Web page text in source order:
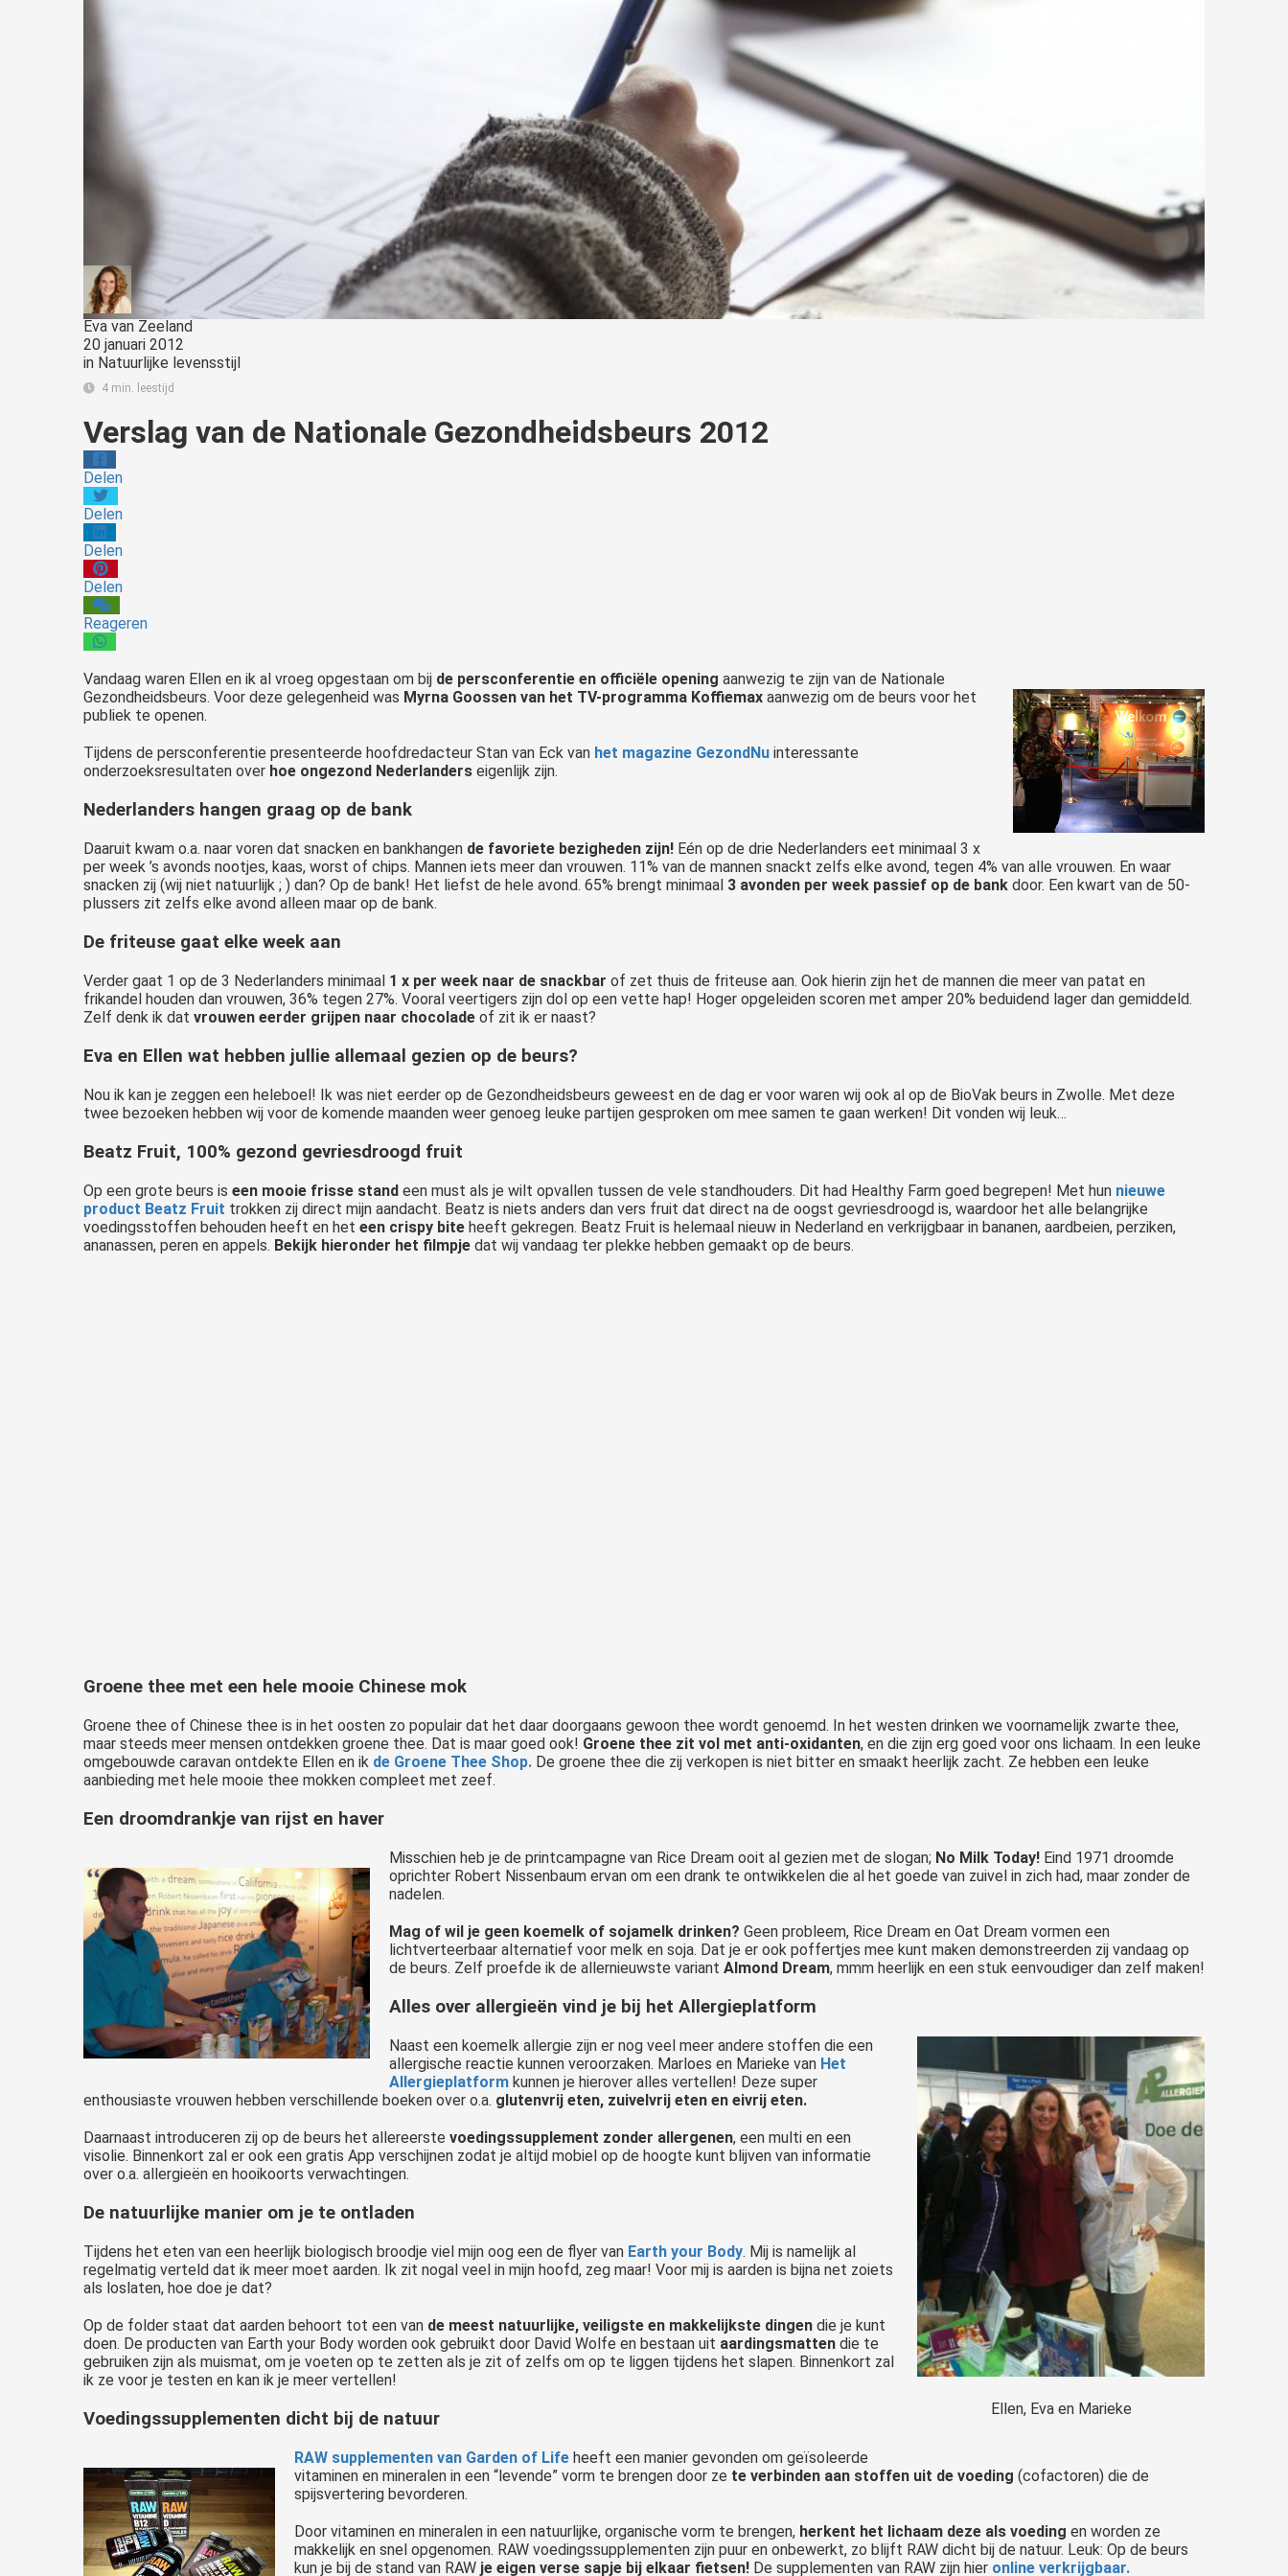
Eva van Zeeland
20 januari 2012
in Natuurlijke levensstijl
4 min. leestijd
Verslag van de Nationale Gezondheidsbeurs 2012
Delen
Delen
Delen
Delen
Reageren
Vandaag waren Ellen en ik al vroeg opgestaan om bij de persconferentie en officiële opening aanwezig te zijn van de Nationale
Gezondheidsbeurs. Voor deze gelegenheid was Myrna Goossen van het TV-programma Koffiemax aanwezig om de beurs voor het
publiek te openen.
Tijdens de persconferentie presenteerde hoofdredacteur Stan van Eck van het magazine GezondNu interessante
onderzoeksresultaten over hoe ongezond Nederlanders eigenlijk zijn.
Nederlanders hangen graag op de bank
Daaruit kwam o.a. naar voren dat snacken en bankhangen de favoriete bezigheden zijn! Eén op de drie Nederlanders eet minimaal 3 x
per week ’s avonds nootjes, kaas, worst of chips. Mannen iets meer dan vrouwen. 11% van de mannen snackt zelfs elke avond, tegen 4% van alle vrouwen. En waar
snacken zij (wij niet natuurlijk ; ) dan? Op de bank! Het liefst de hele avond. 65% brengt minimaal 3 avonden per week passief op de bank door. Een kwart van de 50-
plussers zit zelfs elke avond alleen maar op de bank.
De friteuse gaat elke week aan
Verder gaat 1 op de 3 Nederlanders minimaal 1 x per week naar de snackbar of zet thuis de friteuse aan. Ook hierin zijn het de mannen die meer van patat en
frikandel houden dan vrouwen, 36% tegen 27%. Vooral veertigers zijn dol op een vette hap! Hoger opgeleiden scoren met amper 20% beduidend lager dan gemiddeld.
Zelf denk ik dat vrouwen eerder grijpen naar chocolade of zit ik er naast?
Eva en Ellen wat hebben jullie allemaal gezien op de beurs?
Nou ik kan je zeggen een heleboel! Ik was niet eerder op de Gezondheidsbeurs geweest en de dag er voor waren wij ook al op de BioVak beurs in Zwolle. Met deze
twee bezoeken hebben wij voor de komende maanden weer genoeg leuke partijen gesproken om mee samen te gaan werken! Dit vonden wij leuk…
Beatz Fruit, 100% gezond gevriesdroogd fruit
Op een grote beurs is een mooie frisse stand een must als je wilt opvallen tussen de vele standhouders. Dit had Healthy Farm goed begrepen! Met hun nieuwe
product Beatz Fruit trokken zij direct mijn aandacht. Beatz is niets anders dan vers fruit dat direct na de oogst gevriesdroogd is, waardoor het alle belangrijke
voedingsstoffen behouden heeft en het een crispy bite heeft gekregen. Beatz Fruit is helemaal nieuw in Nederland en verkrijgbaar in bananen, aardbeien, perziken,
ananassen, peren en appels. Bekijk hieronder het filmpje dat wij vandaag ter plekke hebben gemaakt op de beurs.
Groene thee met een hele mooie Chinese mok
Groene thee of Chinese thee is in het oosten zo populair dat het daar doorgaans gewoon thee wordt genoemd. In het westen drinken we voornamelijk zwarte thee,
maar steeds meer mensen ontdekken groene thee. Dat is maar goed ook! Groene thee zit vol met anti-oxidanten, en die zijn erg goed voor ons lichaam. In een leuke
omgebouwde caravan ontdekte Ellen en ik de Groene Thee Shop. De groene thee die zij verkopen is niet bitter en smaakt heerlijk zacht. Ze hebben een leuke
aanbieding met hele mooie thee mokken compleet met zeef.
Een droomdrankje van rijst en haver
Misschien heb je de printcampagne van Rice Dream ooit al gezien met de slogan; No Milk Today! Eind 1971 droomde
oprichter Robert Nissenbaum ervan om een drank te ontwikkelen die al het goede van zuivel in zich had, maar zonder de
nadelen.
Mag of wil je geen koemelk of sojamelk drinken? Geen probleem, Rice Dream en Oat Dream vormen een
lichtverteerbaar alternatief voor melk en soja. Dat je er ook poffertjes mee kunt maken demonstreerden zij vandaag op
de beurs. Zelf proefde ik de allernieuwste variant Almond Dream, mmm heerlijk en een stuk eenvoudiger dan zelf maken!
Alles over allergieën vind je bij het Allergieplatform
Ellen, Eva en Marieke
Naast een koemelk allergie zijn er nog veel meer andere stoffen die een
allergische reactie kunnen veroorzaken. Marloes en Marieke van Het
Allergieplatform kunnen je hierover alles vertellen! Deze super
enthousiaste vrouwen hebben verschillende boeken over o.a. glutenvrij eten, zuivelvrij eten en eivrij eten.
Daarnaast introduceren zij op de beurs het allereerste voedingssupplement zonder allergenen, een multi en een
visolie. Binnenkort zal er ook een gratis App verschijnen zodat je altijd mobiel op de hoogte kunt blijven van informatie
over o.a. allergieën en hooikoorts verwachtingen.
De natuurlijke manier om je te ontladen
Tijdens het eten van een heerlijk biologisch broodje viel mijn oog een de flyer van Earth your Body. Mij is namelijk al
regelmatig verteld dat ik meer moet aarden. Ik zit nogal veel in mijn hoofd, zeg maar! Voor mij is aarden is bijna net zoiets
als loslaten, hoe doe je dat?
Op de folder staat dat aarden behoort tot een van de meest natuurlijke, veiligste en makkelijkste dingen die je kunt
doen. De producten van Earth your Body worden ook gebruikt door David Wolfe en bestaan uit aardingsmatten die te
gebruiken zijn als muismat, om je voeten op te zetten als je zit of zelfs om op te liggen tijdens het slapen. Binnenkort zal
ik ze voor je testen en kan ik je meer vertellen!
Voedingssupplementen dicht bij de natuur
RAW supplementen van Garden of Life heeft een manier gevonden om geïsoleerde
vitaminen en mineralen in een “levende” vorm te brengen door ze te verbinden aan stoffen uit de voeding (cofactoren) die de
spijsvertering bevorderen.
Door vitaminen en mineralen in een natuurlijke, organische vorm te brengen, herkent het lichaam deze als voeding en worden ze
makkelijk en snel opgenomen. RAW voedingssupplementen zijn puur en onbewerkt, zo blijft RAW dicht bij de natuur. Leuk: Op de beurs
kun je bij de stand van RAW je eigen verse sapje bij elkaar fietsen! De supplementen van RAW zijn hier online verkrijgbaar.